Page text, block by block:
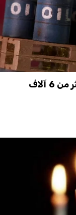
رحلة برميل النفط.. كيف يتحول إلى أكثر من 6 آلاف